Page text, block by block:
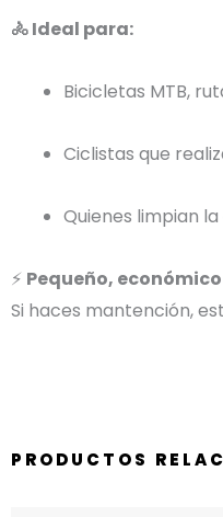
🚴 Ideal para:
Bicicletas MTB,
Ciclistas que
Quienes limpian
⚡ Pequeño,
Si haces mantención,
PRODUCTOS